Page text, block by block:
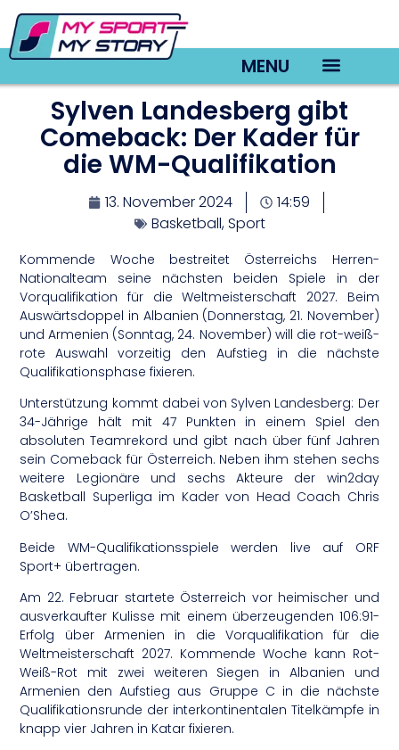
MENU
Sylven Landesberg gibt
Comeback: Der Kader für
die WM-Qualifikation
13. November 2024
14:59
Basketball,Sport
Kommende Woche bestreitet Österreichs Herren-
Nationalteam seine nächsten beiden Spiele in der
Vorqualifikation für die Weltmeisterschaft 2027. Beim
Auswärtsdoppel in Albanien (Donnerstag, 21. November)
und Armenien (Sonntag, 24. November) will die rot-weiß-
rote Auswahl vorzeitig den Aufstieg in die nächste
Qualifikationsphase fixieren.
Unterstützung kommt dabei von Sylven Landesberg: Der
34-Jährige hält mit 47 Punkten in einem Spiel den
absoluten Teamrekord und gibt nach über fünf Jahren
sein Comeback für Österreich. Neben ihm stehen sechs
weitere Legionäre und sechs Akteure der win2day
Basketball Superliga im Kader von Head Coach Chris
O’Shea.
Beide WM-Qualifikationsspiele werden live auf ORF
Sport+ übertragen.
Am 22. Februar startete Österreich vor heimischer und
ausverkaufter Kulisse mit einem überzeugenden 106:91-
Erfolg über Armenien in die Vorqualifikation für die
Weltmeisterschaft 2027. Kommende Woche kann Rot-
Weiß-Rot mit zwei weiteren Siegen in Albanien und
Armenien den Aufstieg aus Gruppe C in die nächste
Qualifikationsrunde der interkontinentalen Titelkämpfe in
knapp vier Jahren in Katar fixieren.